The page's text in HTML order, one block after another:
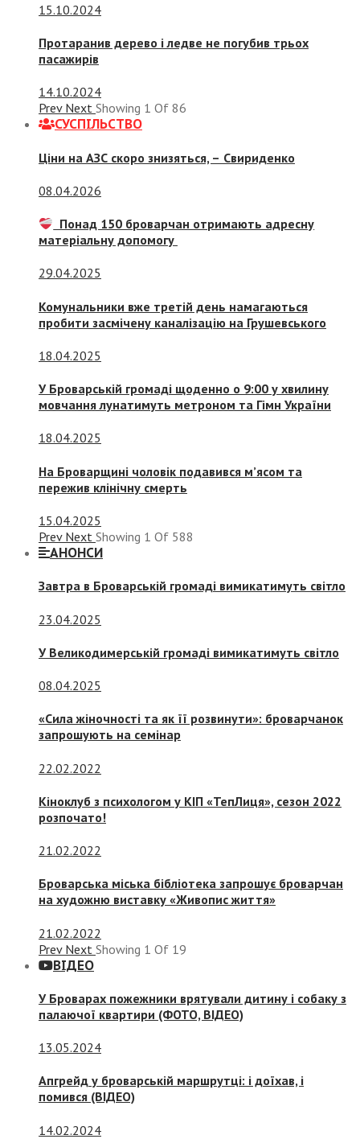
15.10.2024
Протаранив дерево і ледве не погубив трьох
пасажирів
14.10.2024
Prev Next Showing 1 Of 86
СУСПIЛЬСТВО
Ціни на АЗС скоро знизяться, – Свириденко
08.04.2026
Понад 150 броварчан отримають адресну
матеріальну допомогу
29.04.2025
Комунальники вже третій день намагаються
пробити засмічену каналізацію на Грушевського
18.04.2025
У Броварській громаді щоденно о 9:00 у хвилину
мовчання лунатимуть метроном та Гімн України
18.04.2025
На Броварщині чоловік подавився м’ясом та
пережив клінічну смерть
15.04.2025
Prev Next Showing 1 Of 588
АНОНСИ
Завтра в Броварській громаді вимикатимуть світло
23.04.2025
У Великодимерській громаді вимикатимуть світло
08.04.2025
«Сила жіночності та як її розвинути»: броварчанок
запрошують на семінар
22.02.2022
Кіноклуб з психологом у КІП «ТепЛиця», сезон 2022
розпочато!
21.02.2022
Броварська міська бібліотека запрошує броварчан
на художню виставку «Живопис життя»
21.02.2022
Prev Next Showing 1 Of 19
ВІДЕО
У Броварах пожежники врятували дитину і собаку з
палаючої квартири (ФОТО, ВІДЕО)
13.05.2024
Апгрейд у броварській маршрутці: і доїхав, і
помився (ВІДЕО)
14.02.2024